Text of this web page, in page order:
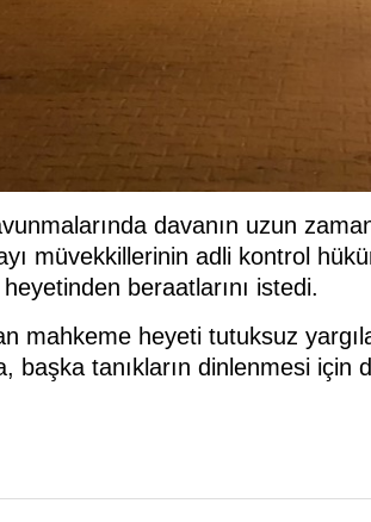
davanın uzun
müvekkillerinin adli kontrol
beraatlarını istedi.
mahkeme heyeti tutuksuz
başka tanıkların dinlenmesi için